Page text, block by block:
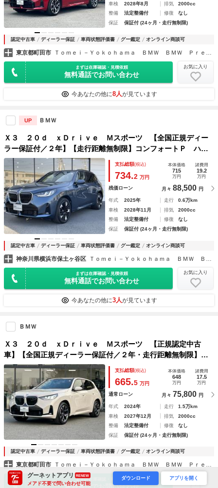
車検
2028年8月 排気
2000cc
整備
法定整備付 修復
なし
保証
保証付 (24ヶ月・走行無制限)
認定中古車 ディーラー保証 車両状態評価書 グー鑑定 オンライン商談可
東京都町田市
まずは在庫確認・見積依頼
無料通話でお問い合わせ
お気に入り
今あなたの他に8人が見ています
UP ＢＭＷ
Ｘ３ ２０ｄ ｘＤｒｉｖｅ Ｍスポーツ 【全国正規ディー
ラー保証付／２年】【走行距離無制限】コンフォートＰ ハー
マンカードンスピーカー アイコニックグロー ステアリング
ヒーター ベンチレーションシート ブラウンレザーシート
弊社デモカー
支払総額(税込)
734.2 万円
本体価格
715
万円
諸費用
19.2
万円
残価ローン 月々 88,500 円
年式 2025年 走行
0.6万km
車検
2028年11月 排気
2000cc
整備
法定整備付 修復
なし
保証
保証付 (24ヶ月・走行無制限)
認定中古車 ディーラー保証 車両状態評価書 グー鑑定 オンライン商談可
神奈川県横浜市保土ヶ谷区
まずは在庫確認・見積依頼
無料通話でお問い合わせ
お気に入り
今あなたの他に3人が見ています
ＢＭＷ
Ｘ３ ２０ｄ ｘＤｒｉｖｅ Ｍスポーツ 【正規認定中古
車】【全国正規ディーラー保証付／２年・走行距離無制限】１
９ＡＷ ｈａｒｍａｎ／ｋａｒｄｏｎ 黒革スポーツＰシー
ト 全席シートヒータ ステアリングヒーター トップビュ
ー 純正前後ドラレコ
支払総額(税込)
665.5 万円
本体価格
648
万円
諸費用
17.5
万円
通常ローン 月々 75,800 円
年式 2024年 走行
1.5万km
車検
2027年12月 排気
2000cc
整備
法定整備付 修復
なし
保証
保証付 (24ヶ月・走行無制限)
認定中古車 ディーラー保証 車両状態評価書 グー鑑定 オンライン商談可
東京都町田市 Ｔｏｍｅｉ－Ｙｏｋｏｈａｍａ ＢＭＷ ＢＭＷ Ｐｒｅｍｉｕｍ Ｓｅｌｅｃｔｉｏｎ 東名横浜
まずは在庫確認・見積依頼 お気に入り
グーネットアプリ RENEW
メアド不要で問い合わせ可能
ダウンロード アプリを開く